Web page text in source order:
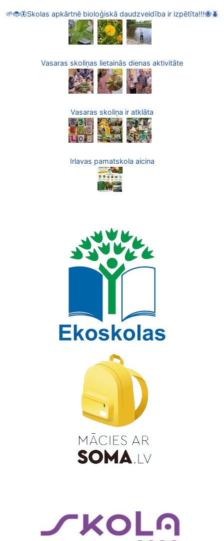
🌱🐞🦋Skolas apkārtnē bioloģiskā daudzveidība ir izpētīta!!!🐝🪲
Vasaras skoliņas lietainās dienas aktivitāte
Vasaras skoliņa ir atklāta
Irlavas pamatskola aicina